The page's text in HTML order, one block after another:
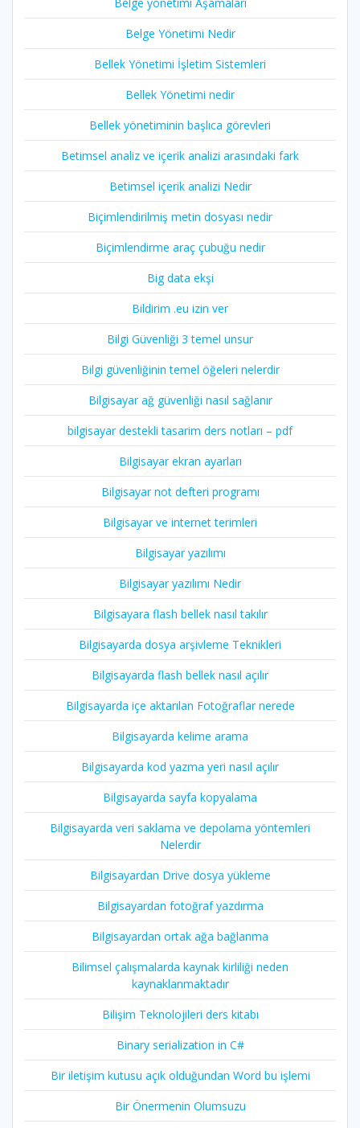
Belge yönetimi Aşamaları
Belge Yönetimi Nedir
Bellek Yönetimi İşletim Sistemleri
Bellek Yönetimi nedir
Bellek yönetiminin başlıca görevleri
Betimsel analiz ve içerik analizi arasındaki fark
Betimsel içerik analizi Nedir
Biçimlendirilmiş metin dosyası nedir
Biçimlendirme araç çubuğu nedir
Big data ekşi
Bildirim .eu izin ver
Bilgi Güvenliği 3 temel unsur
Bilgi güvenliğinin temel öğeleri nelerdir
Bilgisayar ağ güvenliği nasıl sağlanır
bilgisayar destekli tasarim ders notları – pdf
Bilgisayar ekran ayarları
Bilgisayar not defteri programı
Bilgisayar ve internet terimleri
Bilgisayar yazılımı
Bilgisayar yazılımı Nedir
Bilgisayara flash bellek nasıl takılır
Bilgisayarda dosya arşivleme Teknikleri
Bilgisayarda flash bellek nasıl açılır
Bilgisayarda içe aktarılan Fotoğraflar nerede
Bilgisayarda kelime arama
Bilgisayarda kod yazma yeri nasıl açılır
Bilgisayarda sayfa kopyalama
Bilgisayarda veri saklama ve depolama yöntemleri
Nelerdir
Bilgisayardan Drive dosya yükleme
Bilgisayardan fotoğraf yazdırma
Bilgisayardan ortak ağa bağlanma
Bilimsel çalışmalarda kaynak kirliliği neden
kaynaklanmaktadır
Bilişim Teknolojileri ders kitabı
Binary serialization in C#
Bir iletişim kutusu açık olduğundan Word bu işlemi
Bir Önermenin Olumsuzu